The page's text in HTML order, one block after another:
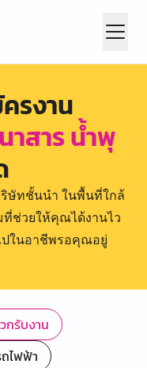
รงาน
าสาร น้ำพุ
ษัทชั้นนำ ในพื้นที่ใกล้
ช่วยให้คุณได้งานไว
ปในอาชีพรอคุณอยู่
กรับงาน
ไฟฟ้า